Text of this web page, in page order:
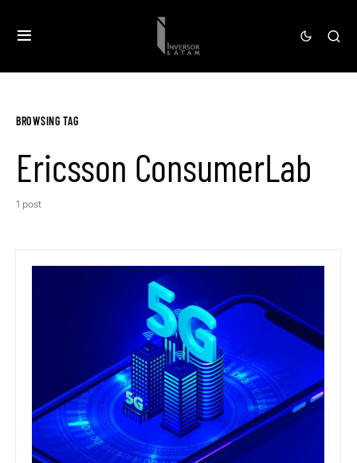
BROWSING TAG
Ericsson ConsumerLab
1 post